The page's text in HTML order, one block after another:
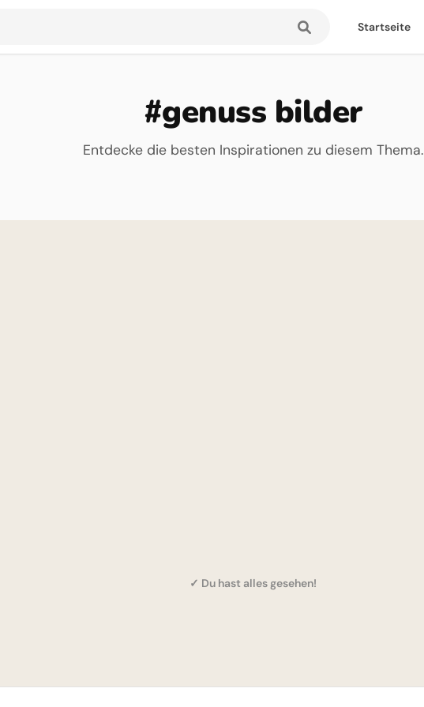
Startseite
#genuss bilder
Entdecke die besten Inspirationen zu diesem Thema.
✓ Du hast alles gesehen!